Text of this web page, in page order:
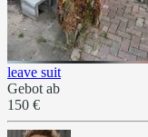
leave suit
Gebot ab
150 €